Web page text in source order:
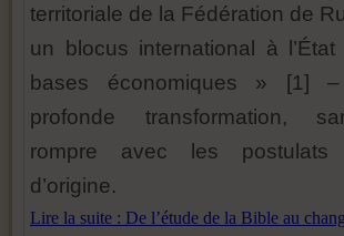
territoriale de la Fédération de
un blocus international à
bases économiques » [1]
profonde transformation,
rompre avec les postulats
d’origine.
Lire la suite : De l’étude de la Bible au